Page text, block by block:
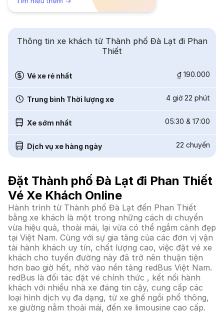
Thông tin xe khách từ Thành phố Đà Lạt đi Phan
Thiết
Vé xe rẻ nhất ₫ 190.000
Trung bình Thời lượng xe 4 giờ 22 phút
Xe sớm nhất 05:30 & 17:00
Dịch vụ xe hàng ngày 22 chuyến
Đặt Thành phố Đà Lạt đi Phan Thiết
Vé Xe Khách Online
Hành trình từ Thành phố Đà Lạt đến Phan Thiết
bằng xe khách là một trong những cách di chuyển
vừa hiệu quả, thoải mái, lại vừa có thể ngắm cảnh đẹp
tại Việt Nam. Cùng với sự gia tăng của các đơn vị vận
tải hành khách uy tín, chất lượng cao, việc đặt vé xe
khách cho tuyến đường này đã trở nên thuận tiện
hơn bao giờ hết, nhờ vào nền tảng redBus Việt Nam.
redBus là đối tác đặt vé chính thức , kết nối hành
khách với nhiều nhà xe đáng tin cậy, cung cấp các
loại hình dịch vụ đa dạng, từ xe ghế ngồi phổ thông,
xe giường nằm thoải mái, đến xe limousine cao cấp.